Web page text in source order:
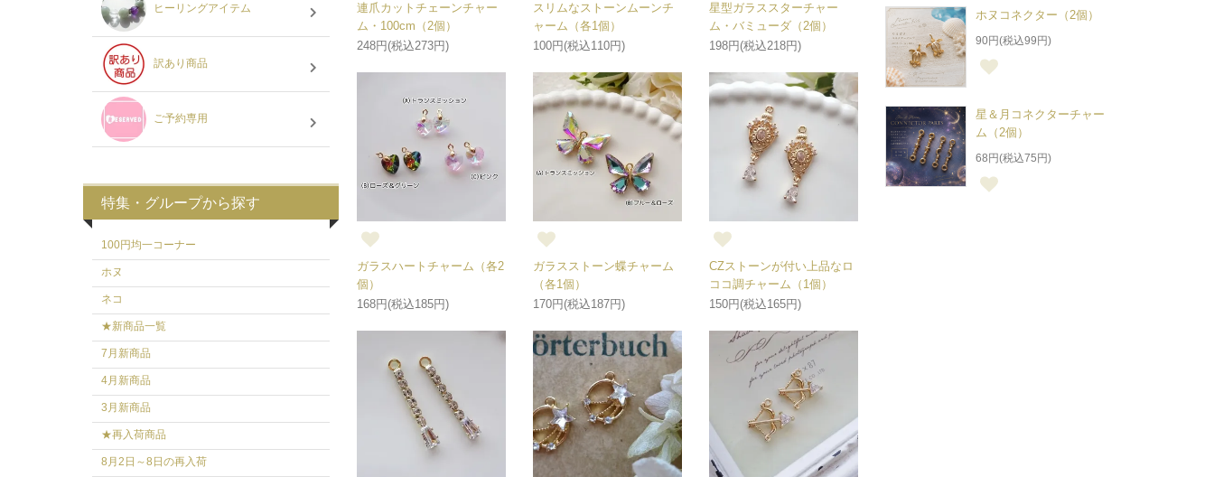
連爪カットチェーンチャー
ム・100cm（2個）
248円(税込273円)
スリムなストーンムーンチ
ャーム（各1個）
100円(税込110円)
星型ガラススターチャー
ム・バミューダ（2個）
198円(税込218円)
ガラスハートチャーム（各2
個）
168円(税込185円)
ガラスストーン蝶チャーム
（各1個）
170円(税込187円)
CZストーンが付い上品なロ
ココ調チャーム（1個）
150円(税込165円)
ヒーリングアイテム
訳あり商品
ご予約専用
特集・グループから探す
100円均一コーナー
ホヌ
ネコ
★新商品一覧
7月新商品
4月新商品
3月新商品
★再入荷商品
8月2日～8日の再入荷
ホヌコネクター（2個）
90円(税込99円)
星＆月コネクターチャー
ム（2個）
68円(税込75円)